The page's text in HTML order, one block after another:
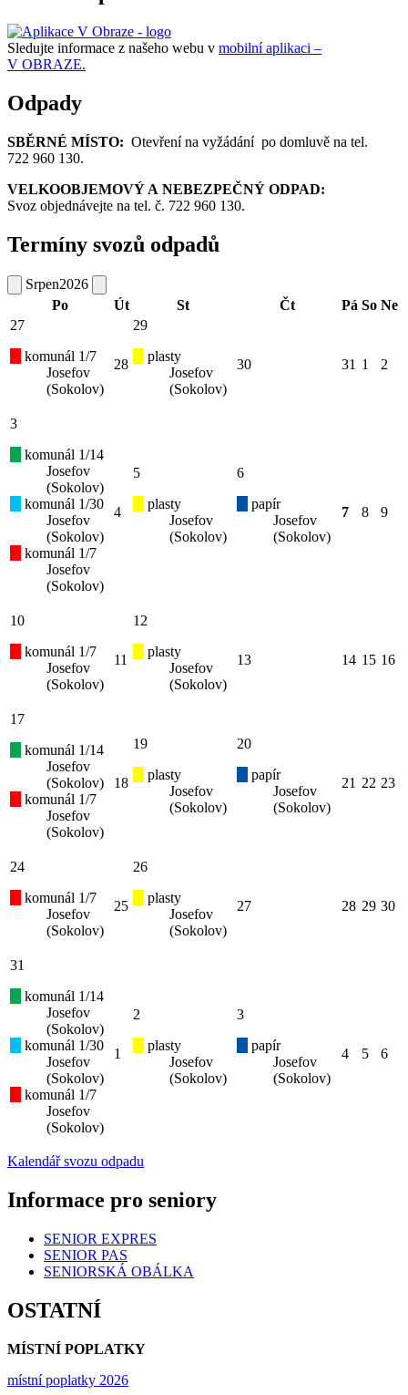
Sledujte informace z našeho webu v mobilní aplikaci –
V OBRAZE.
Odpady
SBĚRNÉ MÍSTO: Otevření na vyžádání po domluvě na tel.
722 960 130.
VELKOOBJEMOVÝ A NEBEZPEČNÝ ODPAD:
Svoz objednávejte na tel. č. 722 960 130.
Termíny svozů odpadů
Srpen2026
Po
Út St Čt Pá So Ne
27
komunál 1/7
Josefov
(Sokolov)
28
29
plasty
Josefov
(Sokolov)
30 31 1 2
3
komunál 1/14
Josefov
(Sokolov)
komunál 1/30
Josefov
(Sokolov)
komunál 1/7
Josefov
(Sokolov)
4
5
plasty
Josefov
(Sokolov)
6
papír
Josefov
(Sokolov)
7 8 9
10
komunál 1/7
Josefov
(Sokolov)
11
12
plasty
Josefov
(Sokolov)
13 14 15 16
17
komunál 1/14
Josefov
(Sokolov)
komunál 1/7
Josefov
(Sokolov)
18
19
plasty
Josefov
(Sokolov)
20
papír
Josefov
(Sokolov)
21 22 23
24
komunál 1/7
Josefov
(Sokolov)
25
26
plasty
Josefov
(Sokolov)
27 28 29 30
31
komunál 1/14
Josefov
(Sokolov)
komunál 1/30
Josefov
(Sokolov)
komunál 1/7
Josefov
(Sokolov)
1
2
plasty
Josefov
(Sokolov)
3
papír
Josefov
(Sokolov)
4 5 6
Kalendář svozu odpadu
Informace pro seniory
SENIOR EXPRES
SENIOR PAS
SENIORSKÁ OBÁLKA
OSTATNÍ
MÍSTNÍ POPLATKY
místní poplatky 2026